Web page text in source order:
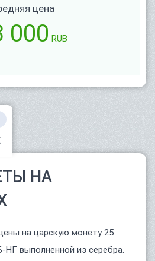
цена
000 RUB
НА
на царскую монету 25
НГ выполненной из серебра.